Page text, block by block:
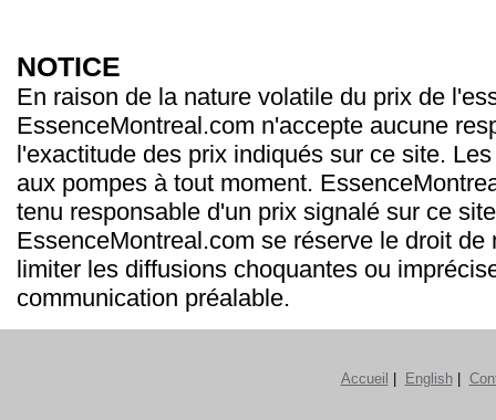
NOTICE
En raison de la nature volatile du prix de
EssenceMontreal.com n'accepte aucune
l'exactitude des prix indiqués sur ce site.
aux pompes à tout moment.
tenu responsable d'un prix signalé sur ce
EssenceMontreal.com se réserve le droit de
limiter les diffusions choquantes ou
communication préalable.
Accueil English|